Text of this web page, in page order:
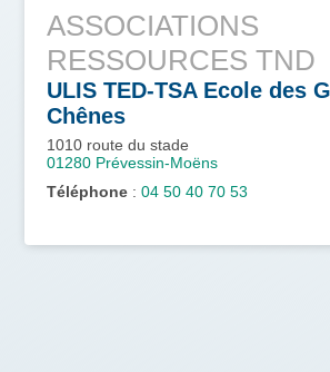
ASSOCIATIONS
RESSOURCES TND
ULIS TED-TSA Ecole des
Chênes
1010 route du stade
01280 Prévessin-Moëns
Téléphone : 04 50 40 70 53